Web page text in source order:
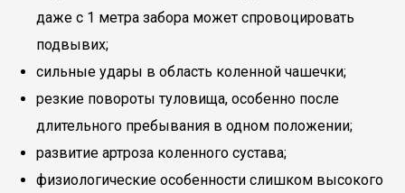
даже с 1 метра забора может спровоцировать
подвывих;
сильные удары в область коленной чашечки;
резкие повороты туловища, особенно после
длительного пребывания в одном положении;
развитие артроза коленного сустава;
физиологические особенности слишком высокого